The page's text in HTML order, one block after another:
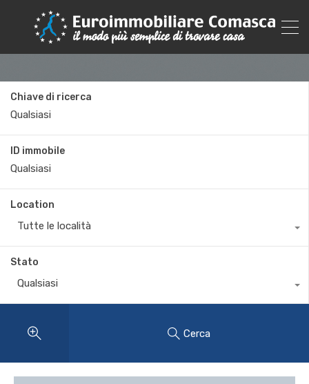
Chiave di ricerca
ID immobile
Location
Tutte le località
Stato
Qualsiasi
Cerca